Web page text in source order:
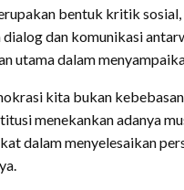
bentuk kritik sosial,
dan komunikasi
utama dalam
kita bukan
menekankan adanya
dalam menyelesaikan